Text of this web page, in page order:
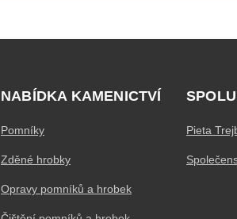
NABÍDKA KAMENICTVÍ
Pomníky
Zděné hrobky
Opravy pomníků a hrobek
Pieta